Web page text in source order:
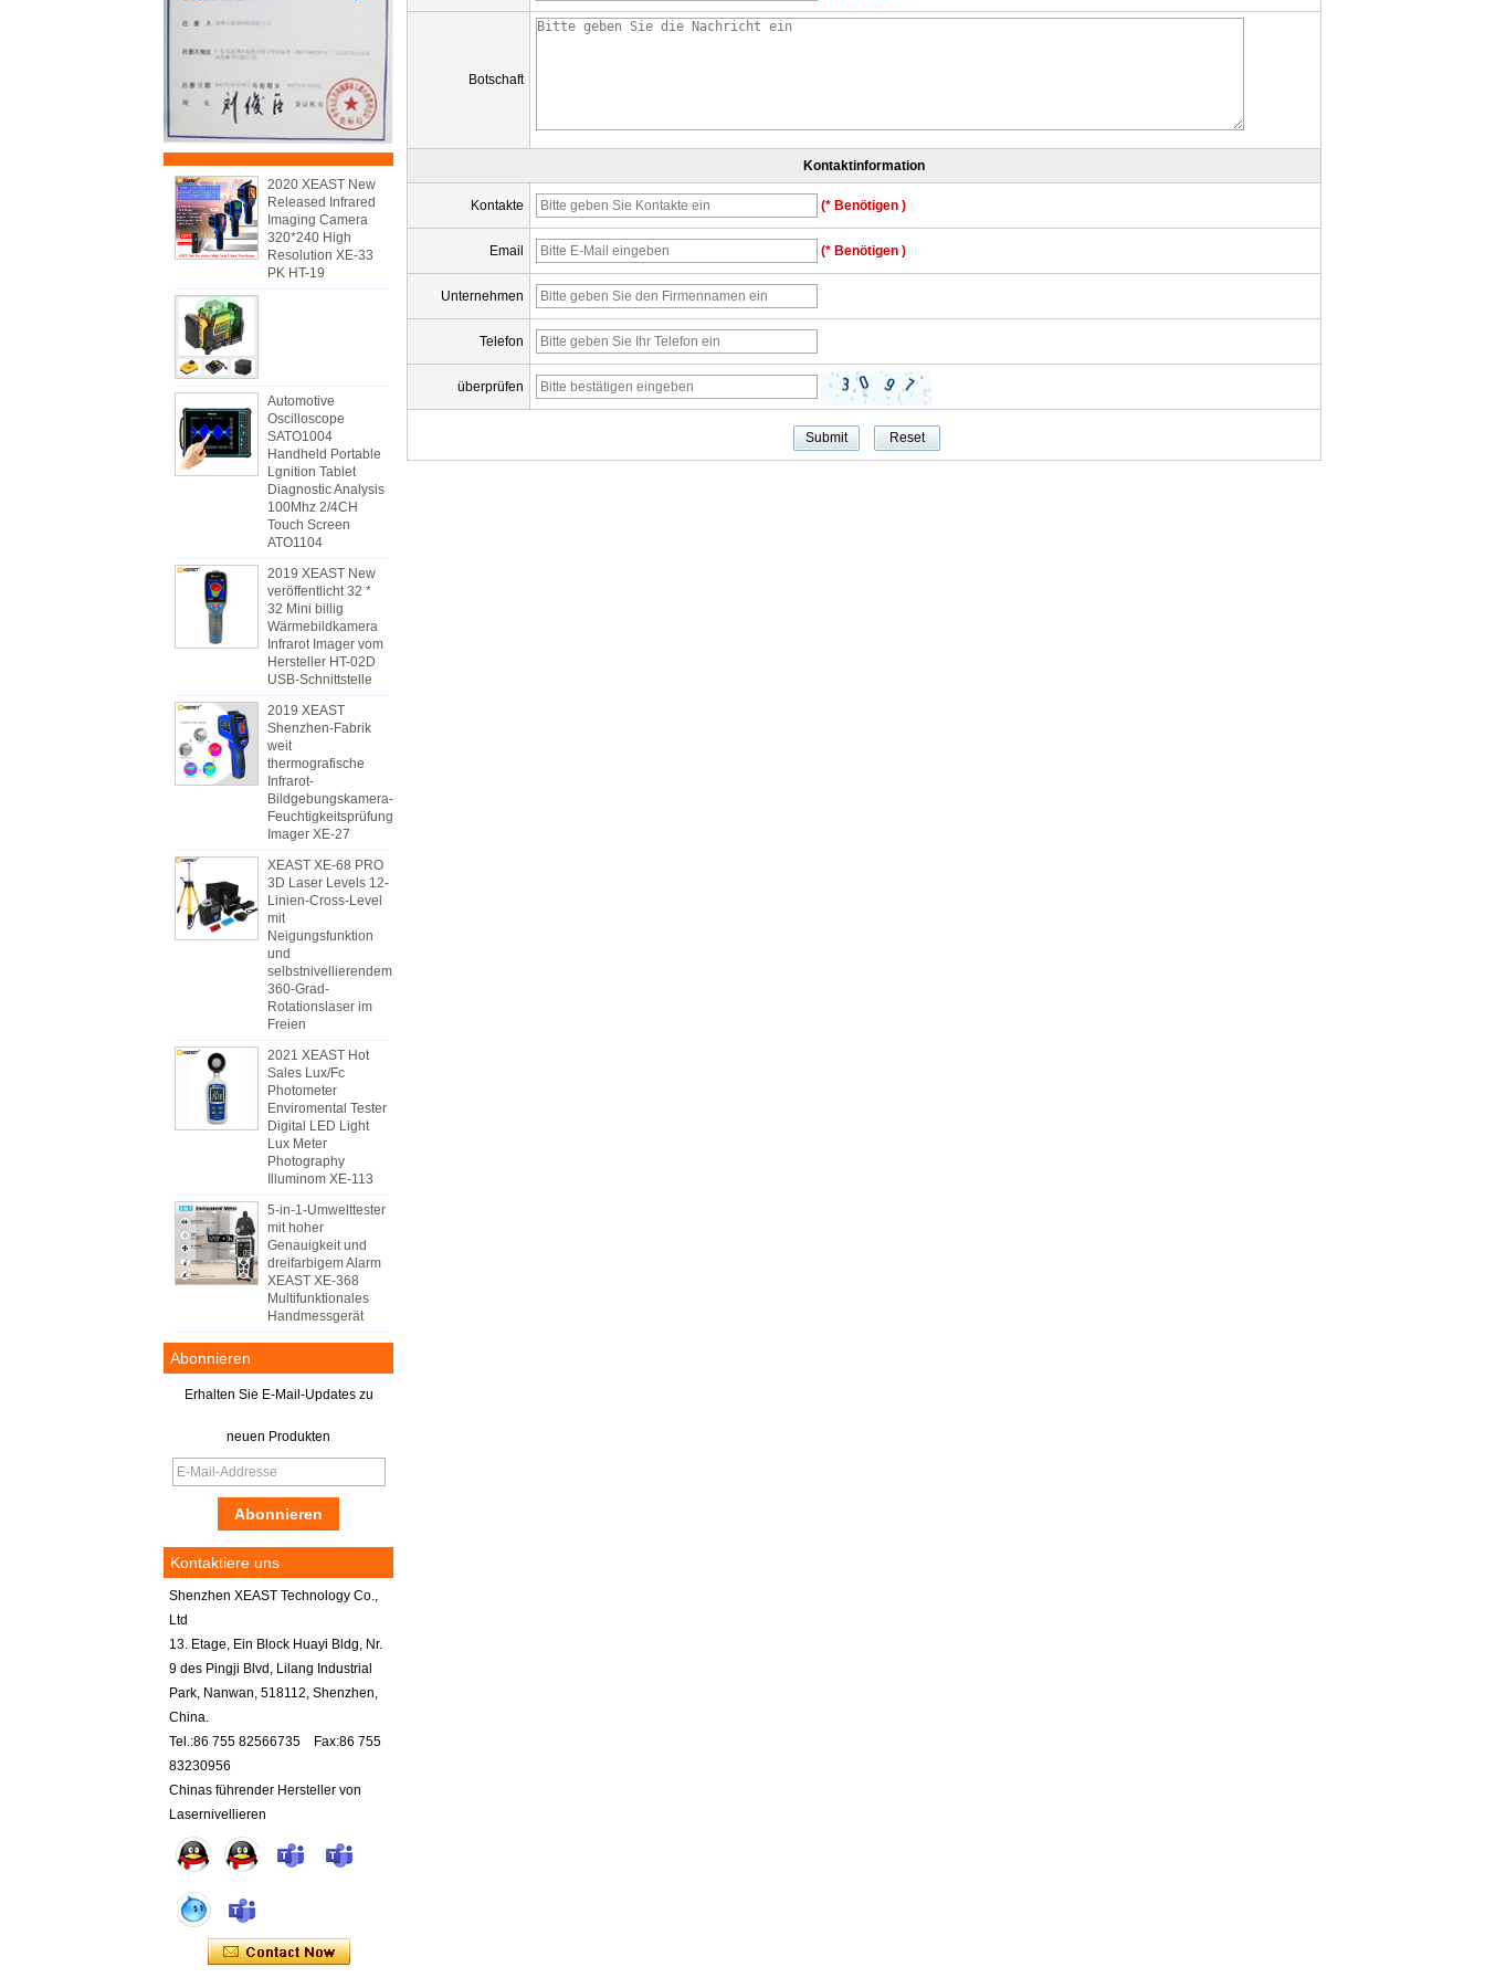
2020 XEAST New
Released Infrared
Imaging Camera
320*240 High
Resolution XE-33
PK HT-19
Automotive
Oscilloscope
SATO1004
Handheld Portable
Lgnition Tablet
Diagnostic Analysis
100Mhz 2/4CH
Touch Screen
ATO1104
2019 XEAST New
veröffentlicht 32 *
32 Mini billig
Wärmebildkamera
Infrarot Imager vom
Hersteller HT-02D
USB-Schnittstelle
2019 XEAST
Shenzhen-Fabrik
weit
thermografische
Infrarot-
Bildgebungskamera-
Feuchtigkeitsprüfung
Imager XE-27
XEAST XE-68 PRO
3D Laser Levels 12-
Linien-Cross-Level
mit
Neigungsfunktion
und
selbstnivellierendem
360-Grad-
Rotationslaser im
Freien
2021 XEAST Hot
Sales Lux/Fc
Photometer
Enviromental Tester
Digital LED Light
Lux Meter
Photography
Illuminom XE-113
5-in-1-Umwelttester
mit hoher
Genauigkeit und
dreifarbigem Alarm
XEAST XE-368
Multifunktionales
Handmessgerät
Abonnieren
Erhalten Sie E-Mail-Updates zu
neuen Produkten
Kontaktiere uns
Shenzhen XEAST Technology Co.,
Ltd
13. Etage, Ein Block Huayi Bldg, Nr.
9 des Pingji Blvd, Lilang Industrial
Park, Nanwan, 518112, Shenzhen,
China.
Tel.:86 755 82566735 Fax:86 755
83230956
Chinas führender Hersteller von
Lasernivellieren
Botschaft
Kontaktinformation
Kontakte (* Benötigen )
Email (* Benötigen )
Unternehmen
Telefon
überprüfen